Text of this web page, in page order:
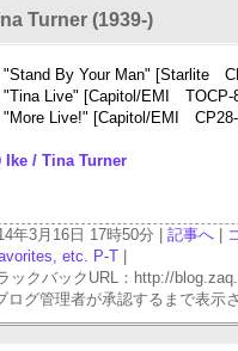
Turner (1939-)
By Your Man" [Starlite
Live" [Capitol/EMI TOCP-
Live!" [Capitol/EMI CP28-
Ike / Tina Turner
年3月16日 17時50分 | 記事へ
etc. P-T
ックバックURL：http://
ログ管理者が承認するまで表示